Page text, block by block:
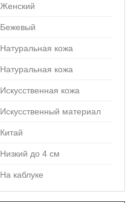
Женский
Бежевый
Натуральная кожа
Натуральная кожа
Искусственная кожа
Искусственный материал
Китай
Низкий до 4 см
На каблуке